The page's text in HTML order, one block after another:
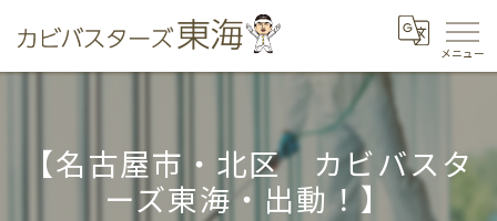
【名古屋市・北区 カビバスタ
ーズ東海・出動！】